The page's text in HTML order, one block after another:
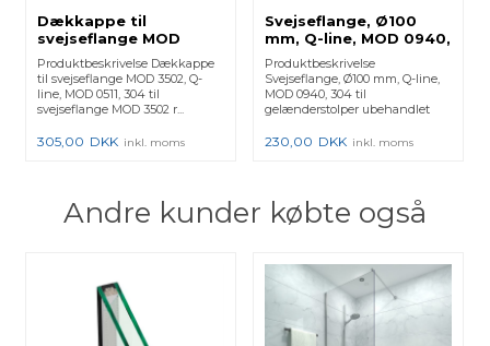
Dækkappe til
svejseflange MOD
3502, Q-line, MOD 0511,
304 - (13051104212)
130511-042-12 - 2 Stk.
Produktbeskrivelse Dækkappe
til svejseflange MOD 3502, Q-
line, MOD 0511, 304 til
svejseflange MOD 3502 r...
305,00 DKK inkl. moms
Svejseflange, Ø100
mm, Q-line, MOD 0940,
304 - (130940048)
130940-048 - 2 Stk.
Produktbeskrivelse
Svejseflange, Ø100 mm, Q-line,
MOD 0940, 304 til
gelænderstolper ubehandlet
230,00 DKK inkl. moms
Andre kunder købte også